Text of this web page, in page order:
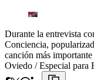
Durante la entrevista
Conciencia,
canción más
Oviedo / Especial para